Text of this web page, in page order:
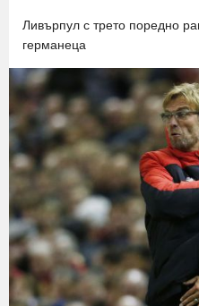
Ливърпул с трето поредно
германеца